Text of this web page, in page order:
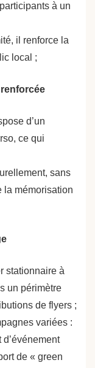
à un
il renforce la
local ;
d’un
ce qui
sans
la mémorisation
stationnaire à
un périmètre
de flyers ;
variées :
de « green